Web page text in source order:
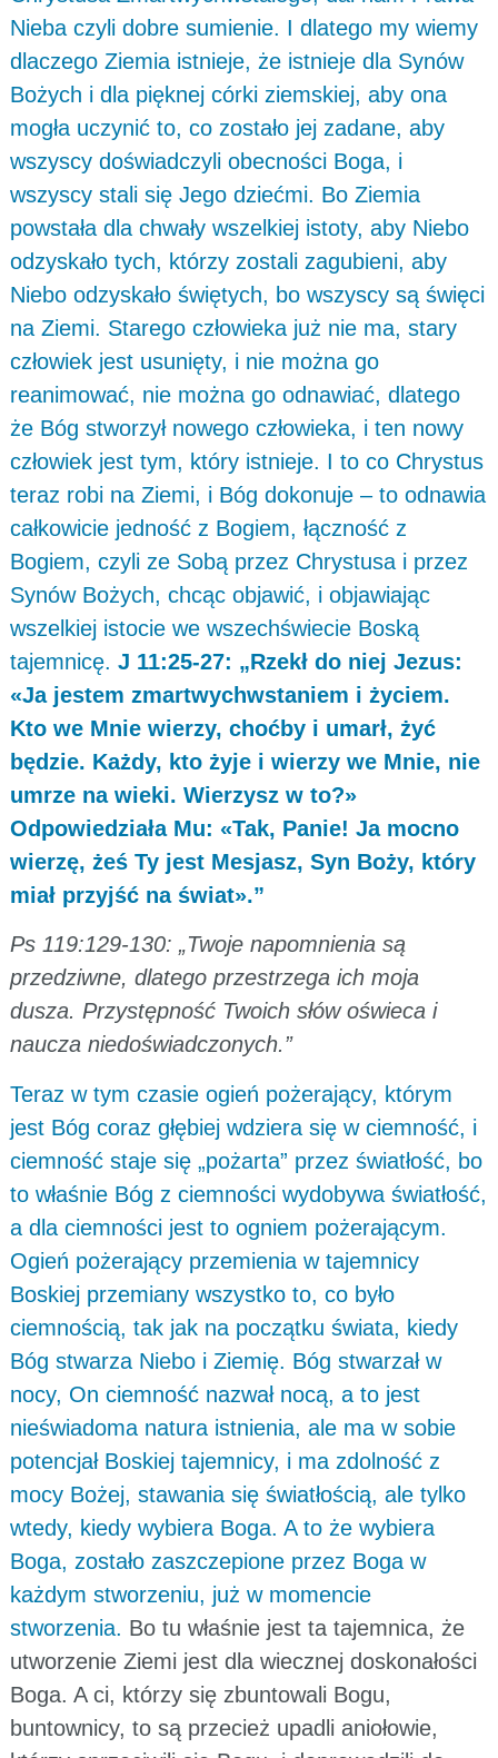
Nieba czyli dobre sumienie. I dlatego my wiemy
dlaczego Ziemia istnieje, że istnieje dla Synów
Bożych i dla pięknej córki ziemskiej, aby ona
mogła uczynić to, co zostało jej zadane, aby
wszyscy doświadczyli obecności Boga, i
wszyscy stali się Jego dziećmi. Bo Ziemia
powstała dla chwały wszelkiej istoty, aby Niebo
odzyskało tych, którzy zostali zagubieni, aby
Niebo odzyskało świętych, bo wszyscy są święci
na Ziemi. Starego człowieka już nie ma, stary
człowiek jest usunięty, i nie można go
reanimować, nie można go odnawiać, dlatego
że Bóg stworzył nowego człowieka, i ten nowy
człowiek jest tym, który istnieje. I to co Chrystus
teraz robi na Ziemi, i Bóg dokonuje – to odnawia
całkowicie jedność z Bogiem, łączność z
Bogiem, czyli ze Sobą przez Chrystusa i przez
Synów Bożych, chcąc objawić, i objawiając
wszelkiej istocie we wszechświecie Boską
tajemnicę. J 11:25-27: „Rzekł do niej Jezus:
«Ja jestem zmartwychwstaniem i życiem.
Kto we Mnie wierzy, choćby i umarł, żyć
będzie. Każdy, kto żyje i wierzy we Mnie, nie
umrze na wieki. Wierzysz w to?»
Odpowiedziała Mu: «Tak, Panie! Ja mocno
wierzę, żeś Ty jest Mesjasz, Syn Boży, który
miał przyjść na świat».”
Ps 119:129-130: „Twoje napomnienia są
przedziwne, dlatego przestrzega ich moja
dusza. Przystępność Twoich słów oświeca i
naucza niedoświadczonych.”
Teraz w tym czasie ogień pożerający, którym
jest Bóg coraz głębiej wdziera się w ciemność, i
ciemność staje się „pożarta” przez światłość, bo
to właśnie Bóg z ciemności wydobywa światłość,
a dla ciemności jest to ogniem pożerającym.
Ogień pożerający przemienia w tajemnicy
Boskiej przemiany wszystko to, co było
ciemnością, tak jak na początku świata, kiedy
Bóg stwarza Niebo i Ziemię. Bóg stwarzał w
nocy, On ciemność nazwał nocą, a to jest
nieświadoma natura istnienia, ale ma w sobie
potencjał Boskiej tajemnicy, i ma zdolność z
mocy Bożej, stawania się światłością, ale tylko
wtedy, kiedy wybiera Boga. A to że wybiera
Boga, zostało zaszczepione przez Boga w
każdym stworzeniu, już w momencie
stworzenia. Bo tu właśnie jest ta tajemnica, że
utworzenie Ziemi jest dla wiecznej doskonałości
Boga. A ci, którzy się zbuntowali Bogu,
buntownicy, to są przecież upadli aniołowie,